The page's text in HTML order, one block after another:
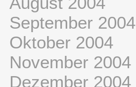
September 2004
Oktober 2004
November 2004
Dezember 2004